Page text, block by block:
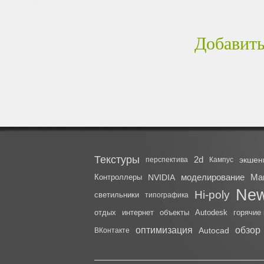
Текстуры перспектива 2d Кампус
Контроллеры NVIDIA моделирование
светильники типографика Hi-poly
отдых интернет объекты Autodesk
ВКонтакте оптимизация Autocad обзор